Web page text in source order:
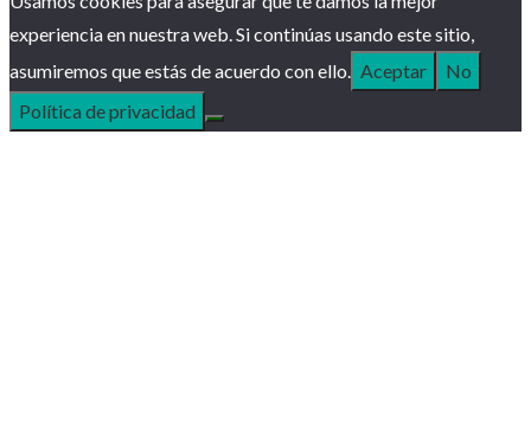
experiencia en nuestra web. Si continúas usando este sitio,
asumiremos que estás de acuerdo con ello.
Aceptar
No
Política de privacidad